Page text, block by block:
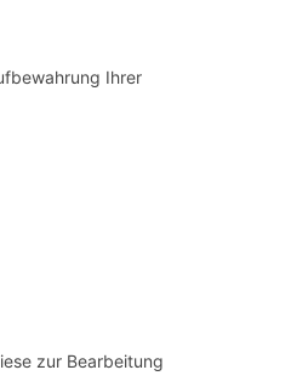
Ihrer
zur Bearbeitung